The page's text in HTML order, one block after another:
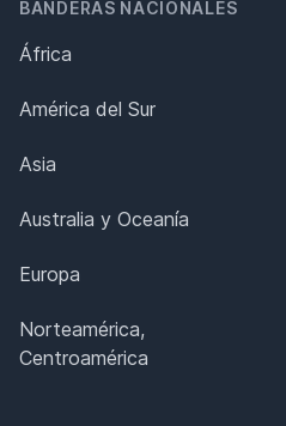
BANDERAS NACIONALES
África
América del Sur
Asia
Australia y Oceanía
Europa
Norteamérica,
Centroamérica